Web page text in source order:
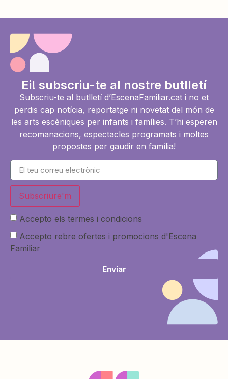
Ei! subscriu-te al nostre butlletí
Subscriu-te al butlletí d’EscenaFamiliar.cat i no et
perdis cap notícia, reportatge ni novetat del món de
les arts escèniques per infants i famílies. T’hi esperen
recomanacions, espectacles programats i moltes
propostes per gaudir en família!
Subscriure'm
Accepto els termes i condicions
Accepto rebre ofertes i promocions d'Escena
Familiar
Enviar